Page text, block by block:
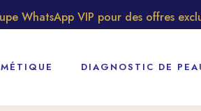
VIP pour des offres
DIAGNOSTIC DE